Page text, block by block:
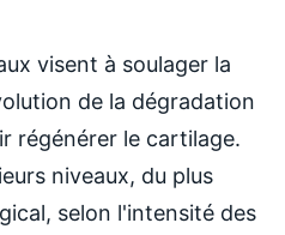
visent à soulager la
de la dégradation
régénérer le cartilage.
niveaux, du plus
selon l'intensité des